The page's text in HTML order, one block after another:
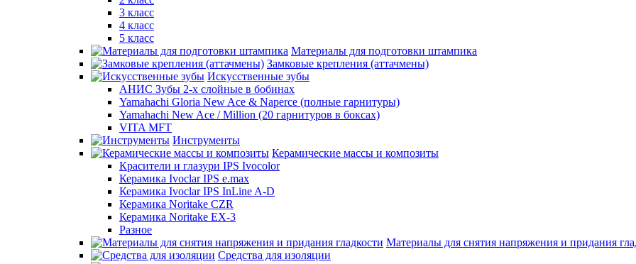
3 класс
4 класс
5 класс
Материалы для подготовки штампика
Замковые крепления (аттачмены)
Искусственные зубы
АНИС Зубы 2-х слойные в бобинах
Yamahachi Gloria New Ace & Naperce (полные гарнитуры)
Yamahachi New Ace / Million (20 гарнитуров в боксах)
VITA MFT
Инструменты
Керамические массы и композиты
Красители и глазури IPS Ivocolor
Керамика Ivoclar IPS e.max
Керамика Ivoclar IPS InLine A-D
Керамика Noritake CZR
Керамика Noritake EX-3
Разное
Материалы для снятия напряжения и придания
Средства для изоляции